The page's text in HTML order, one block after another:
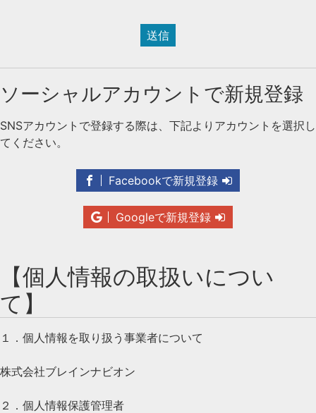
送信
ソーシャルアカウントで新規登録
SNSアカウントで登録する際は、下記よりアカウントを選択し
てください。
Facebookで新規登録
Googleで新規登録
【個人情報の取扱いについ
て】
１．個人情報を取り扱う事業者について
株式会社ブレインナビオン
２．個人情報保護管理者